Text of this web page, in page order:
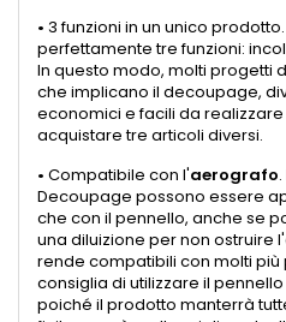
• 3 funzioni in un unico
perfettamente tre funzioni:
In questo modo, molti progetti
che implicano il decoupage,
economici e facili da
acquistare tre articoli diversi.
• Compatibile con l'aerografo
Decoupage possono essere
che con il pennello, anche se
una diluizione per non ostruire
rende compatibili con molti più
consiglia di utilizzare il
poiché il prodotto manterrà